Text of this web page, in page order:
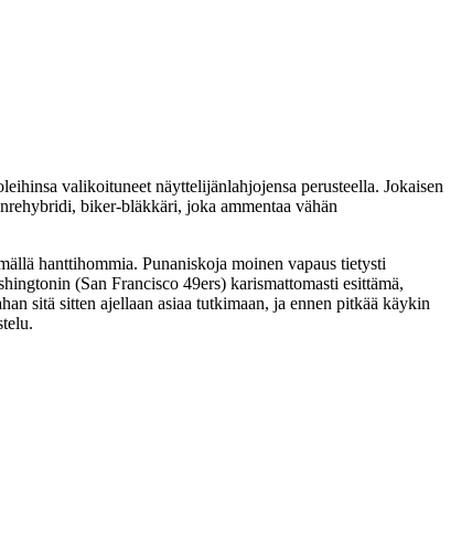
valikoituneet näyttelijänlahjojensa perusteella. Jokaisen
biker-bläkkäri, joka ammentaa vähän
hanttihommia. Punaniskoja moinen vapaus tietysti
(San Francisco 49ers) karismattomasti esittämä,
sitä sitten ajellaan asiaa tutkimaan, ja ennen pitkää käykin